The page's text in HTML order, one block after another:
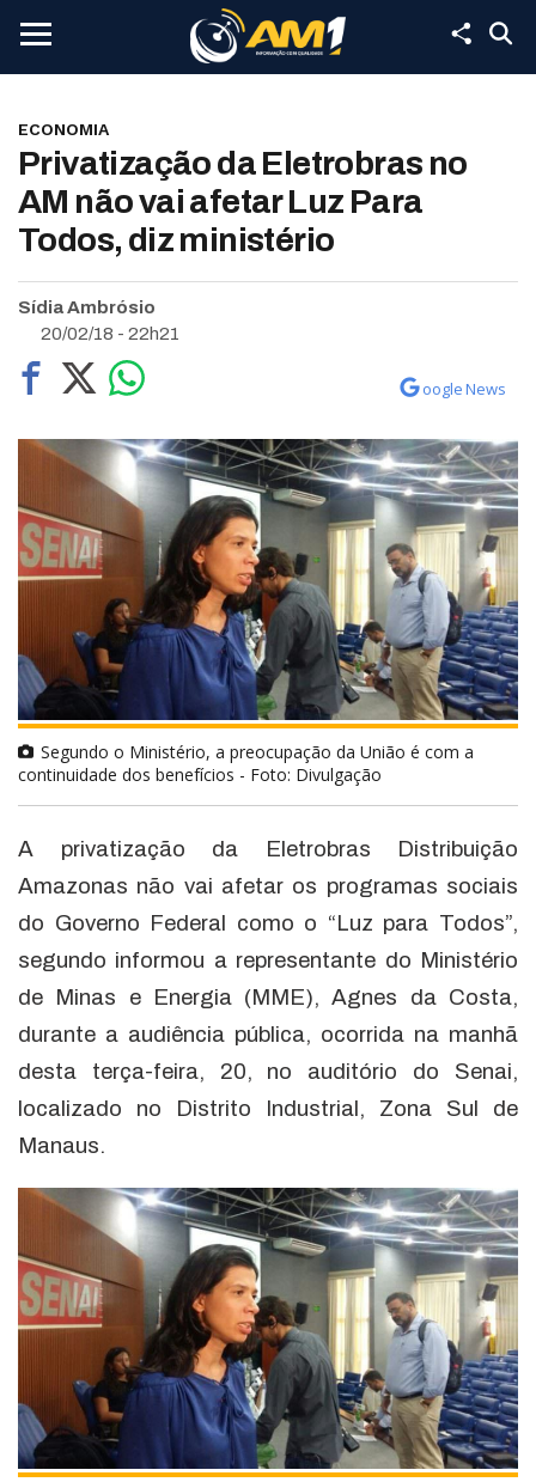
ECONOMIA
Privatização da Eletrobras no
AM não vai afetar Luz Para
Todos, diz ministério
Sídia Ambrósio
20/02/18 - 22h21
oogle News
Segundo o Ministério, a preocupação da União é com a
continuidade dos benefícios - Foto: Divulgação
A privatização da Eletrobras Distribuição
Amazonas não vai afetar os programas sociais
do Governo Federal como o “Luz para Todos”,
segundo informou a representante do Ministério
de Minas e Energia (MME), Agnes da Costa,
durante a audiência pública, ocorrida na manhã
desta terça-feira, 20, no auditório do Senai,
localizado no Distrito Industrial, Zona Sul de
Manaus.